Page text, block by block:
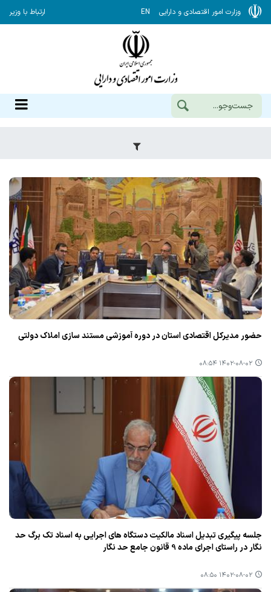
وزارت امور اقتصادی و دارایی EN ارتباط با وزیر
حضور مدیركل اقتصادی استان در دوره آموزشی مستند سازی املاك دولتی
۱۴۰۲-۰۸-۰۲ ۰۸:۵۴
جلسه پیگیری تبدیل اسناد مالكیت دستگاه های اجرایی به اسناد تك برگ حد
نگار در راستای اجرای ماده 9 قانون جامع حد نگار
۱۴۰۲-۰۸-۰۲ ۰۸:۵۰